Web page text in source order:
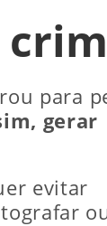
para
gerar
evitar